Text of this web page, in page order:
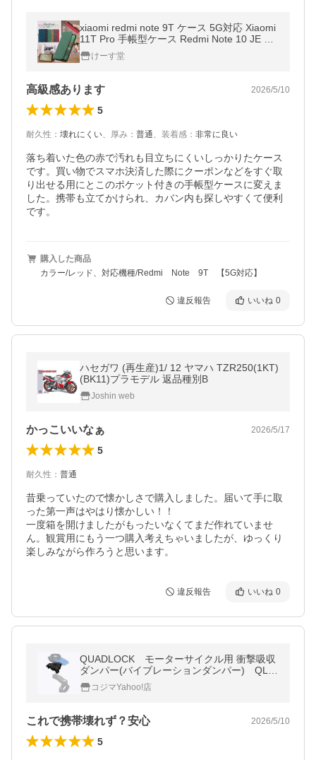
xiaomi redmi note 9T ケース 5G対応 Xiaomi
11T Pro 手帳型ケース Redmi Note 10 JE XI
G02 pro 手帳型カバー レッドミー ノート9T
ケース ベルトなし 無地
けーす堂
高級感あります 2026/5/10
5
耐久性 ： 壊れにくい、 厚み ： 普通、 装着感 ： 非常に良い
落ち着いた色の赤で汚れも目立ちにくいしっかりたケース
です。買い物でスマホ決済した際にクーポンなどをすぐ取
り出せる用にとこのポケット付きの手帳型ケースに変えま
した。携帯も立てかけられ、カバン内も探しやすくて便利
です。
購入した商品
カラー/レッド、対応機種/Redmi Note 9T 【5G対応】
違反報告 いいね 0
ハセガワ (再生産)1/ 12 ヤマハ TZR250(1KT)
(BK11)プラモデル 返品種別B
Joshin web
かっこいいなぁ 2026/5/17
5
耐久性 ： 普通
昔乗っていたので懐かしさで購入しました。届いて手に取
った第一声はやはり懐かしい！！
一度箱を開けましたがもったいなくてまだ作れていませ
ん。観賞用にもう一つ購入考えちゃいましたが、ゆっくり
楽しみながら作ろうと思います。
違反報告 いいね 0
QUADLOCK モーターサイクル用 衝撃吸収
ダンパー(バイブレーションダンパー) QLA-
VDMコジマYahoo!店
これで携帯壊れず？安心 2026/5/10
5